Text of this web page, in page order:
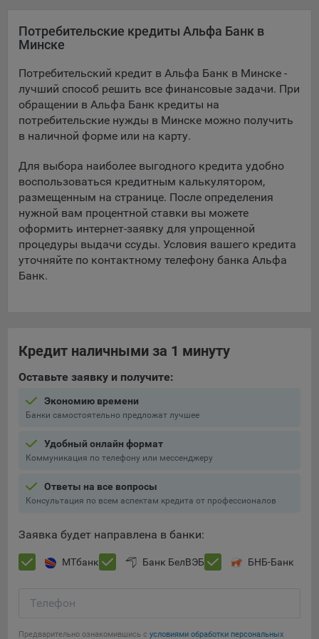
пользователей с сайтом.
9.3. Файлы cookie предпочтений, например, для настройки
контента. Данные файлы cookie собирают информацию о
выборе пользователя на сайте и его предпочтениях и
позволяют Обществу «запомнить» информацию о
выбранном пользователем городе и других местных
настройках для того, чтобы соответствующим образом
настраивать сайт.
9.4. Аналитические файлы cookie, например
Яндекс.Метрика, Google Analytics. Данные файлы cookie
собирают информацию о том, как пользователь
использовал сайты, и позволяют Обществу вносить в них
улучшения.
Аналитические файлы cookie показывают, какие страницы
сайта Общества посещаются чаще всего, помогают
выявлять трудности, возникающие при использовании
анализа трафика на сайтах.
9.5. Файлы cookie, применяемые для определения целевой
аудитории и в рекламных целях, например Яндекс.Метрика,
Google Analytics.
Технические/Функциональные, хранятся не более года;
Необходимые для функционирования веб-аналитических
(статистические), установлены на сервере Общества и не
передаются третьим лицам, часть из которых хранятся во
наиболее и наименее популярные страницы и принимать
предпочтений пользователей.
Потребительские кредиты Альфа Банк в
Минске
Потребительский кредит в Альфа Банк в Минске -
лучший способ решить все финансовые задачи. При
обращении в Альфа Банк кредиты на
потребительские нужды в Минске можно получить
в наличной форме или на карту.
Для выбора наиболее выгодного кредита удобно
воспользоваться кредитным калькулятором,
размещенным на странице. После определения
нужной вам процентной ставки вы можете
оформить интернет-заявку для упрощенной
процедуры выдачи ссуды. Условия вашего кредита
уточняйте по контактному телефону банка Альфа
Банк.
Кредит наличными за 1 минуту
Оставьте заявку и получите:
Экономию времени
Банки самостоятельно предложат лучшее
Удобный онлайн формат
Коммуникация по телефону или мессенджеру
Ответы на все вопросы
Консультация по всем аспектам кредита от профессионалов
Заявка будет направлена в банки:
МТбанк Банк БелВЭБ БНБ-Банк
Телефон
Предварительно ознакомившись с условиями обработки персональных